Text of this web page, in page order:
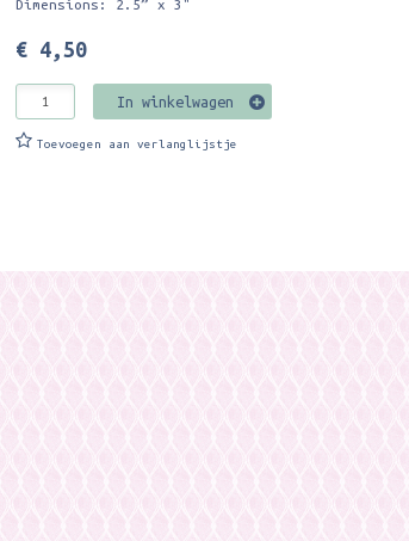
Dimensions: 2.5” x 3"
€ 4,50
In winkelwagen
Toevoegen aan verlanglijstje